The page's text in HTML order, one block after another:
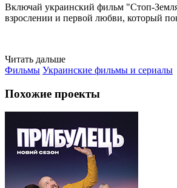
Включай украинский фильм "Стоп-
взрослении и первой любви, который
Читать дальше
Фильмы Украинские фильмы и сериалы
Похожие проекты